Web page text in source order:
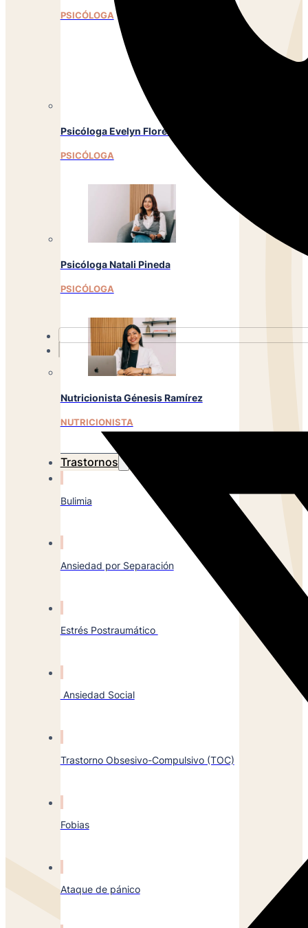
PSICÓLOGA
Psicóloga Evelyn Flores
PSICÓLOGA
Psicóloga Natali Pineda
PSICÓLOGA
Nutricionista Génesis Ramírez
NUTRICIONISTA
Trastornos
Bulimia
Ansiedad por Separación
Estrés Postraumático
Ansiedad Social
Trastorno Obsesivo-Compulsivo (TOC)
Fobias
Ataque de pánico